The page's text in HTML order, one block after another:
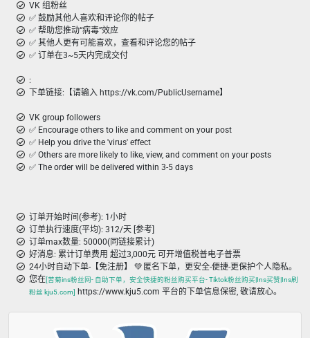
VK 组粉丝
✅ 鼓励其他人喜欢和评论你的帖子
✅ 帮助您推动“病毒”效应
✅ 其他人更有可能喜欢，查看和评论您的帖子
✅ 订单在3~5天内完成交付
:
下单链接:【请输入 https://vk.com/PublicUsername】
VK group followers
✅ Encourage others to like and comment on your post
✅ Help you drive the 'virus' effect
✅ Others are more likely to like, view, and comment on your posts
✅ The order will be delivered within 3-5 days
订单开始时间(参考): 1小时
订单执行速度(平均): 312/天 [参考]
订单max数量: 50000(同链接累计)
好消息: 累计订单费用 超过3,000元 可开增值税普电子普票
24小时自动下单-【免注册】 💚 匿名下单，更安全-便捷-更保护个人隐私。
您在[苦菊ins粉丝网- 自助下单，安全快捷的粉丝购买平台- Tiktok粉丝购买|Ins买赞|Ins刷
粉丝 kju5.com]
https://www.kju5.com 平台的下单信息保密, 敬请放心。